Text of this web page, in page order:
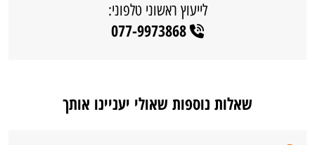
לייעוץ ראשוני טלפוני:
077-9973868
שאלות נוספות שאולי יעניינו אותך